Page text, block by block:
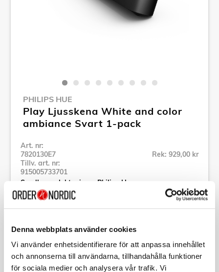
Denna webbplats använder cookies
Vi använder enhetsidentifierare för att anpassa innehållet
och annonserna till användarna, tillhandahålla funktioner
för sociala medier och analysera vår trafik. Vi
PHILIPS HUE
Play Ljusskena White and color
ambiance Svart 1-pack
Art. nr:
7820130E7
Tillv. art. nr:
915005733701
Rek: 929,00 kr
Se alla produkter inom Philips Hue
Beskrivning